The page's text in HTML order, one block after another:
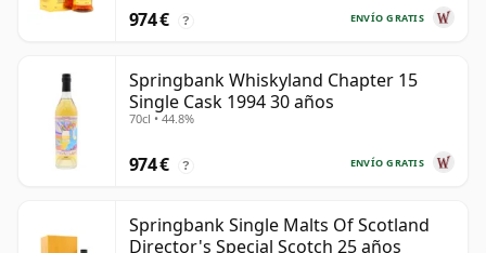
ENVÍO GRATIS
974 € ?
Springbank Whiskyland Chapter 15
Single Cask 1994 30 años
70cl • 44.8%
ENVÍO GRATIS
974 € ?
Springbank Single Malts Of Scotland
Director's Special Scotch 25 años